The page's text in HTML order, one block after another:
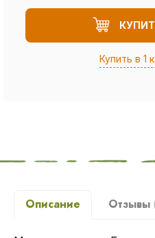
Купить в 1
Описание Отзывы